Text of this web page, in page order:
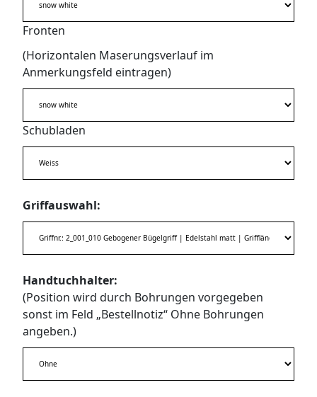
Fronten
(Horizontalen Maserungsverlauf im
Anmerkungsfeld eintragen)
Schubladen
Griffauswahl:
Handtuchhalter:
(Position wird durch Bohrungen vorgegeben
sonst im Feld „Bestellnotiz“ Ohne Bohrungen
angeben.)